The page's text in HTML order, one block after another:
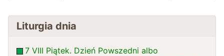
Liturgia dnia
7 VIII Piątek. Dzień Powszedni albo